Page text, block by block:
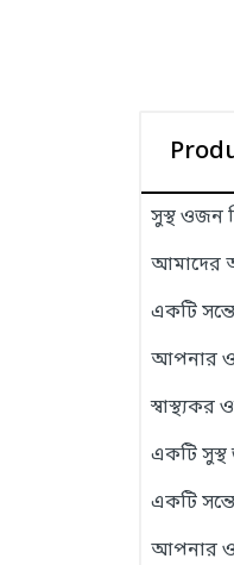
সুস্থ ওজন
আমাদের
একটি
আপনার
স্বাস্থ্যকর
একটি
একটি
আপনার